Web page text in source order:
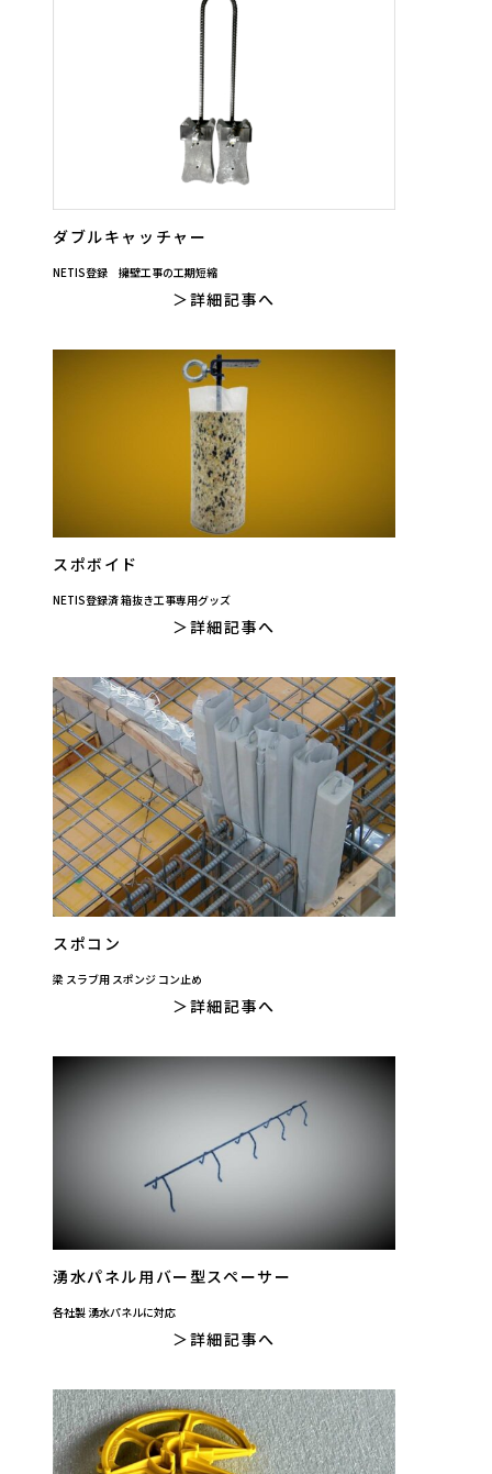
ダブルキャッチャー
NETIS登録 擁壁工事の工期短縮
詳細記事へ
スポボイド
NETIS登録済 箱抜き工事専用グッズ
詳細記事へ
スポコン
梁 スラブ用 スポンジ コン止め
詳細記事へ
湧水パネル用バー型スペーサー
各社製 湧水パネルに対応
詳細記事へ